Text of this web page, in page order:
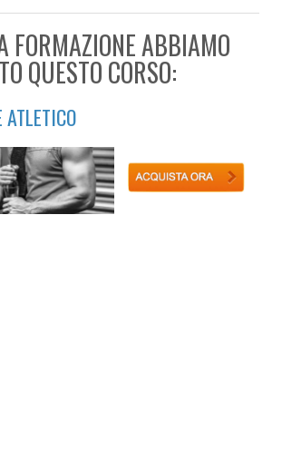
FORMAZIONE ABBIAMO
QUESTO CORSO:
ATLETICO